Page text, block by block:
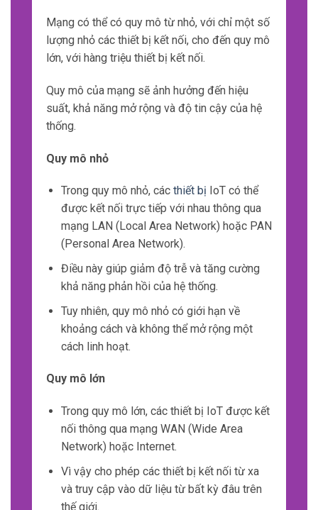
Bảo vệ mạng
Bảo vệ mạng là quá trình xác định và ngăn
chặn các cuộc tấn công từ bên ngoài vào
hệ thống IoT.
Điều này bao gồm việc sử dụng tường lửa
detection) và các biện pháp khác để ngăn
malware.
Khả năng mở rộng
Khả năng mở rộng là yếu tố quan trọng khi xây
có thể tăng lên theo thời gian.
Hệ thống IoT phải có khả năng mở rộng để
lượng dữ liệu ngày càng tăng.
Kiến trúcphân tán
Kiến trúc phân tán cho phép hệ thống IoT
được chia thành các thành phần riêng biệt.
Vì vậy giúp giảm áp lực lên các thành phần